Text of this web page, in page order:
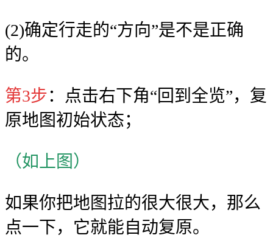
(2)确定行走的“方向”是不是正确
的。
第3步：点击右下角“回到全览”，复
原地图初始状态；
（如上图）
如果你把地图拉的很大很大，那么
点一下，它就能自动复原。